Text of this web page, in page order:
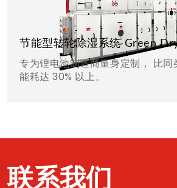
节能型转轮除湿系统 Green
专为锂电池制造商量身定制， 比同
能耗达 30% 以上。
联系我们